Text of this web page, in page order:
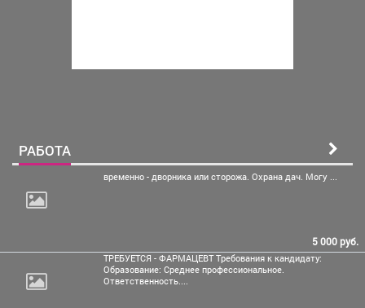
РАБОТА
временно - дворника или сторожа. Охрана дач. Могу ...
5 000 руб.
ТРЕБУЕТСЯ - ФАРМАЦЕВТ Требования к кандидату:
Образование: Среднее профессиональное.
Ответственность....